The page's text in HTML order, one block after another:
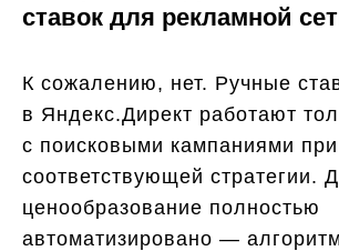
ставок для рекламной
К сожалению, нет. Ручные
в Яндекс.Директ работают
с поисковыми кампаниями
соответствующей стратегии.
ценообразование полностью
автоматизировано —